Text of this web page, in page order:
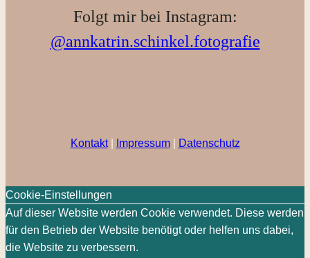
Folgt mir bei Instagram:
@annkatrin.schinkel.fotografie
Kontakt| Impressum| Datenschutz
Cookie-Einstellungen
Auf dieser Website werden Cookie verwendet. Diese werden
für den Betrieb der Website benötigt oder helfen uns dabei,
die Website zu verbessern.